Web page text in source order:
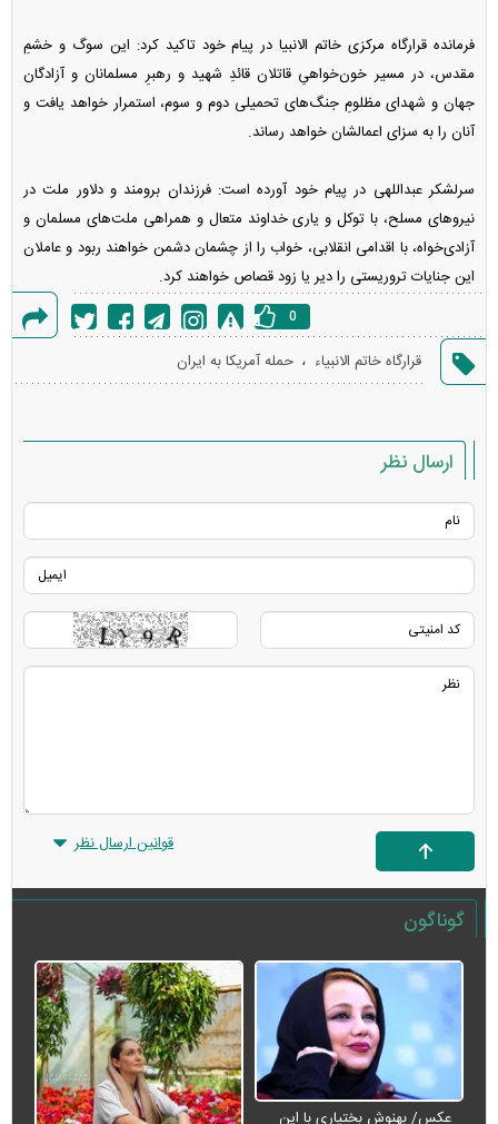
فرمانده قرارگاه مرکزی خاتم الانبیا در پیام خود تاکید کرد: این سوگ و خشمِ
مقدس، در مسیر خون‌خواهیِ قاتلان قائدِ شهید و رهبرِ مسلمانان و آزادگان
جهان و شهدای مظلومِ جنگ‌های تحمیلی دوم و سوم، استمرار خواهد یافت و
آنان را به سزای اعمالشان خواهد رساند.
سرلشکر عبداللهی در پیام خود آورده است: فرزندان برومند و دلاور ملت در
نیروهای مسلح، با توکل و یاری خداوند متعال و همراهی ملت‌های مسلمان و
آزادی‌خواه، با اقدامی انقلابی، خواب را از چشمان دشمن خواهند ربود و عاملان
این جنایات تروریستی را دیر یا زود قصاص خواهند کرد.
گزارش
خطا
0
قرارگاه خاتم الانبیاء ، حمله آمریکا به ایران
ارسال نظر
قوانین ارسال نظر
گوناگون
عکس/ بهنوش بختیاری با این